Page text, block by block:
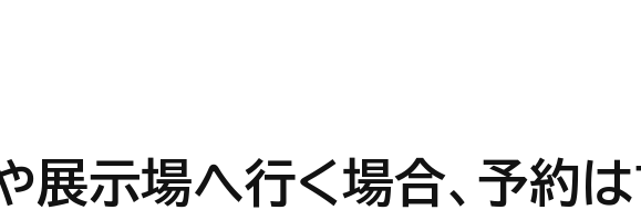
展示場へ行く場合、予約